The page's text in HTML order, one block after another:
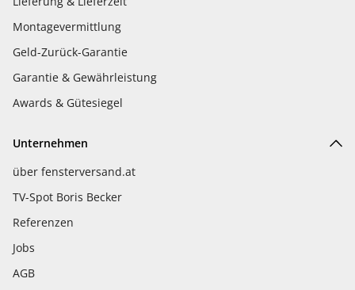
Montagevermittlung
Geld-Zurück-Garantie
Garantie & Gewährleistung
Awards & Gütesiegel
Unternehmen
über fensterversand.at
TV-Spot Boris Becker
Referenzen
Jobs
AGB